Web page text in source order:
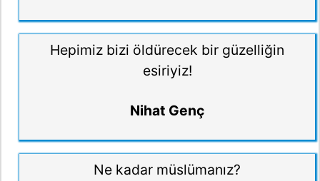
Hepimiz bizi öldürecek bir güzelliğin
esiriyiz!
Nihat Genç
Ne kadar müslümanız?